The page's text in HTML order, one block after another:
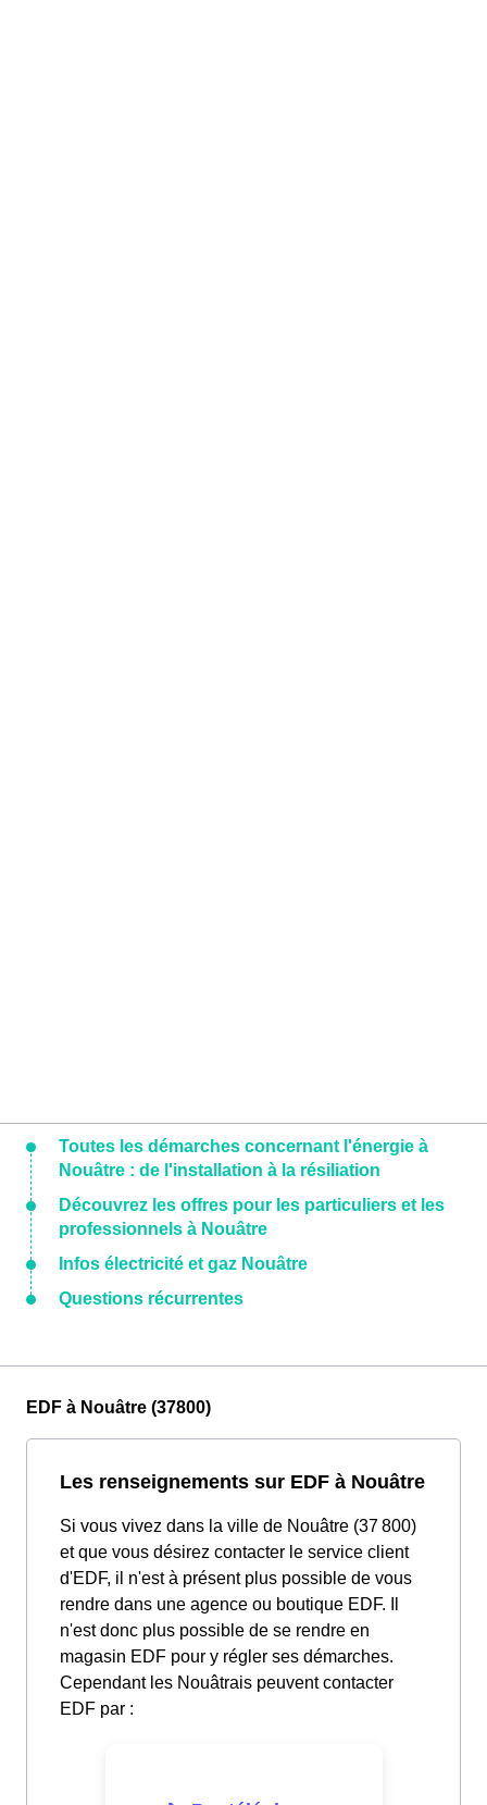
Toutes les démarches concernant l'énergie à
Nouâtre : de l'installation à la résiliation
Découvrez les offres pour les particuliers et les
professionnels à Nouâtre
Infos électricité et gaz Nouâtre
Questions récurrentes
EDF à Nouâtre (37800)
Les renseignements sur EDF à Nouâtre
Si vous vivez dans la ville de Nouâtre (37 800)
et que vous désirez contacter le service client
d'EDF, il n'est à présent plus possible de vous
rendre dans une agence ou boutique EDF. Il
n'est donc plus possible de se rendre en
magasin EDF pour y régler ses démarches.
Cependant les Nouâtrais peuvent contacter
EDF par :